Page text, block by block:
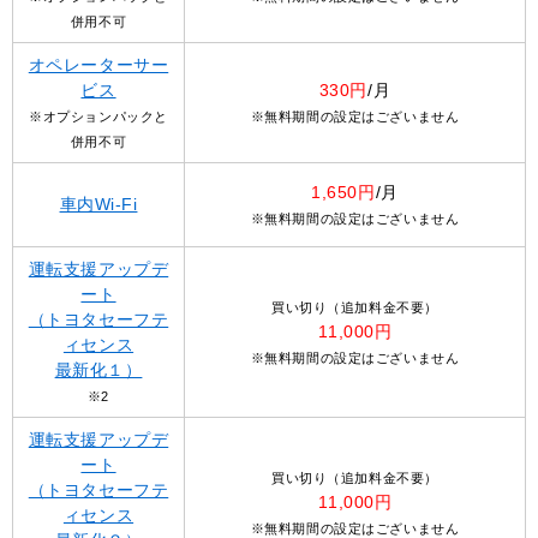
併用不可
オペレーターサー
ビス
※オプションパックと
併用不可
330円/月
※無料期間の設定はございません
車内Wi-Fi
1,650円/月
※無料期間の設定はございません
運転支援アップデ
ート
（トヨタセーフテ
ィセンス
最新化１）
※2
買い切り（追加料金不要）
11,000円
※無料期間の設定はございません
運転支援アップデ
ート
（トヨタセーフテ
ィセンス
買い切り（追加料金不要）
11,000円
※無料期間の設定はございません